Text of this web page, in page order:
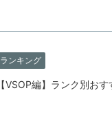
ランキング
【VSOP編】ランク別お